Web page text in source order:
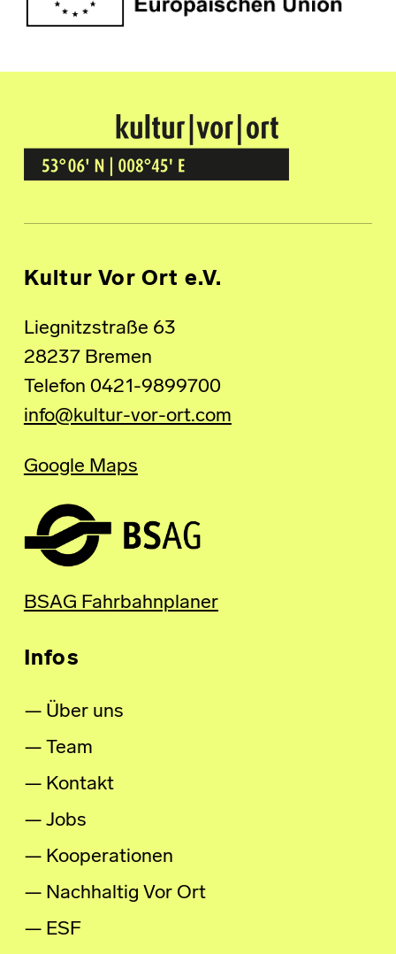
Kultur Vor Ort
BREMEN GRÖPELINGEN
Kultur Vor Ort e.V.
Liegnitzstraße 63
28237 Bremen
Telefon 0421-9899700
info@kultur-vor-ort.com
Google Maps
BSAG Fahrbahnplaner
Infos
Über uns
Team
Kontakt
Jobs
Kooperationen
Nachhaltig Vor Ort
ESF